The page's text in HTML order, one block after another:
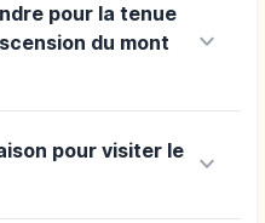
pour la tenue
du mont
keyboard_arrow_down
pour visiter le
keyboard_arrow_down